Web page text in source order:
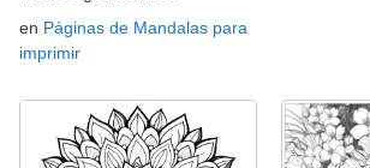
en Páginas de Mandalas para
imprimir